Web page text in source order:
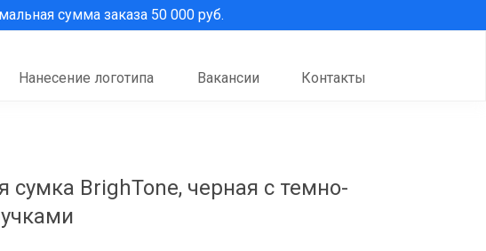
Вакансии Контакты
Нанесение логотипа
сумма заказа 50 000 руб.
сумка BrighTone, черная с темно-